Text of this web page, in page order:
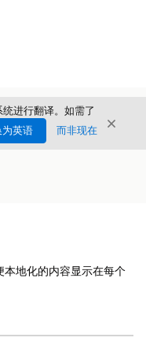
进行翻译。如需了
英语 而非现在 关闭
地化的内容显示在每个